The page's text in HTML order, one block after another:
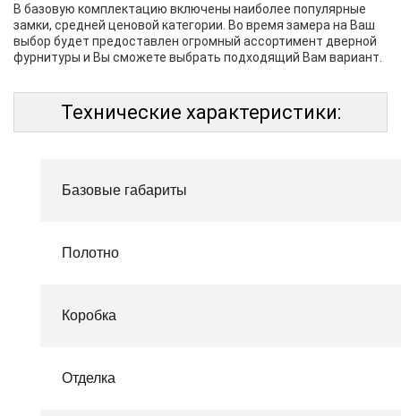
В базовую комплектацию включены наиболее популярные
замки, средней ценовой категории. Во время замера на Ваш
выбор будет предоставлен огромный ассортимент дверной
фурнитуры и Вы сможете выбрать подходящий Вам вариант.
Технические характеристики:
Базовые габариты
Полотно
Коробка
Отделка